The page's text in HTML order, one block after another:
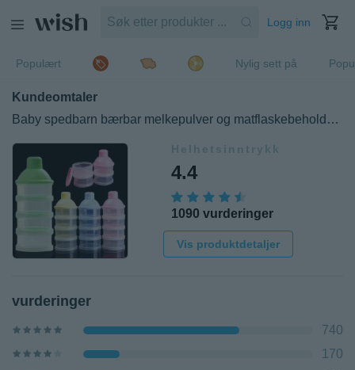
Logg inn
Populært Nylig sett på
Kundeomtaler
Baby spedbarn bærbar melkepulver og matflaskebeholder 4 celler rutenett
Helhetsinntrykk
4.4
1090 vurderinger
Vis produktdetaljer
vurderinger
740
170